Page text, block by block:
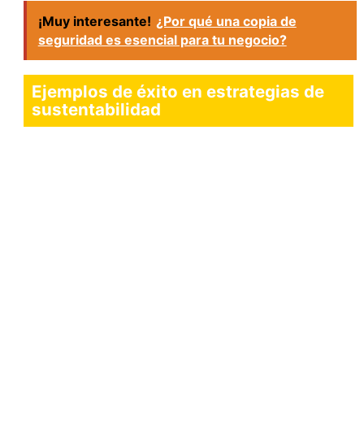
¡Muy interesante! ¿Por qué una copia de
seguridad es esencial para tu negocio?
Ejemplos de éxito en estrategias de
sustentabilidad